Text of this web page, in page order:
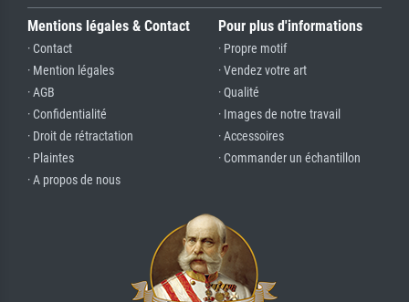
Mentions légales & Contact
· Contact
· Mention légales
· AGB
· Confidentialité
· Droit de rétractation
· Plaintes
· A propos de nous
Pour plus d'informations
· Propre motif
· Vendez votre art
· Qualité
· Images de notre travail
· Accessoires
· Commander un échantillon